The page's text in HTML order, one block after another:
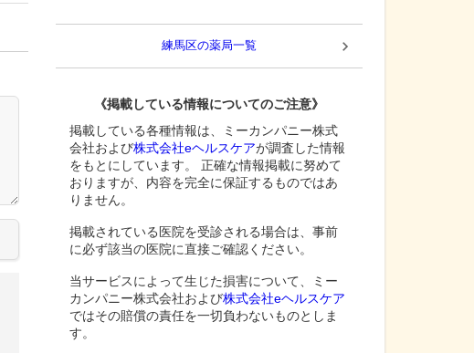
練馬区の薬局一覧
《掲載している情報についてのご注意》
掲載している各種情報は、ミーカンパニー株式
会社および株式会社eヘルスケアが調査した情報
をもとにしています。 正確な情報掲載に努めて
おりますが、内容を完全に保証するものではあ
りません。
掲載されている医院を受診される場合は、事前
に必ず該当の医院に直接ご確認ください。
当サービスによって生じた損害について、ミー
カンパニー株式会社および株式会社eヘルスケア
ではその賠償の責任を一切負わないものとしま
す。